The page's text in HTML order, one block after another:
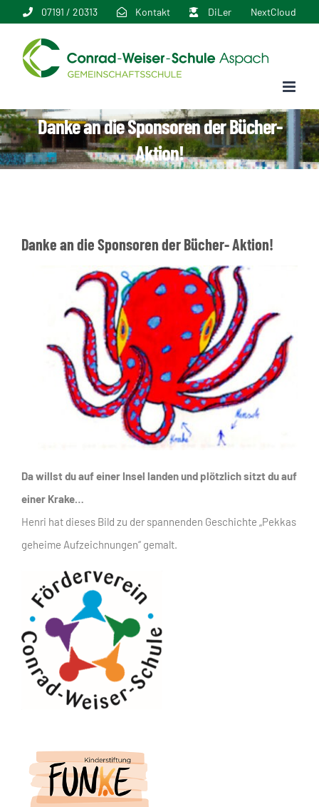
springen
07191 / 20313 Kontakt DiLer NextCloud
Danke an die Sponsoren der Bücher-
Aktion!
Danke an die Sponsoren der Bücher- Aktion!
Da willst du auf einer Insel landen und plötzlich sitzt du auf
einer Krake…
Henri hat dieses Bild zu der spannenden Geschichte „Pekkas
geheime Aufzeichnungen“ gemalt.